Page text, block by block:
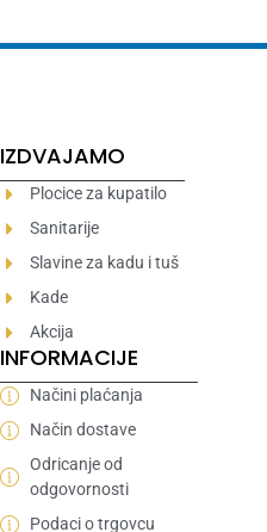
IZDVAJAMO
Plocice za kupatilo
Sanitarije
Slavine za kadu i tuš
Kade
Akcija
INFORMACIJE
Načini plaćanja
Način dostave
Odricanje od
odgovornosti
Podaci o trgovcu